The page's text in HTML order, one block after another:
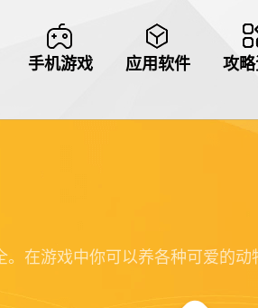
手机游戏 应用软件 攻
在游戏中你可以养各种可爱的